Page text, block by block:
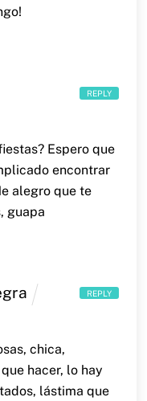
Espero que
encontrar
alegro que te
guapa
REPLY
chica,
hacer, lo hay
lástima que
REPLY